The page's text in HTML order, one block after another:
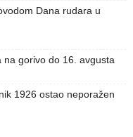
Dana rudara u
na gorivo do 16. avgusta
1926 ostao neporažen